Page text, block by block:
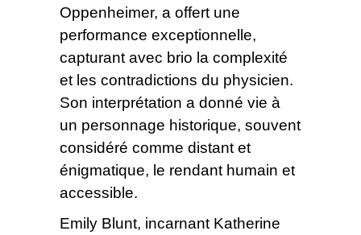
Oppenheimer, a offert une
performance exceptionnelle,
capturant avec brio la complexité
et les contradictions du physicien.
Son interprétation a donné vie à
un personnage historique, souvent
considéré comme distant et
énigmatique, le rendant humain et
accessible.
Emily Blunt, incarnant Katherine